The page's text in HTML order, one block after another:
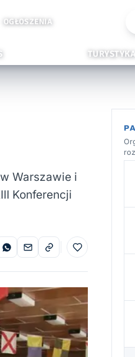
OGŁOSZENIA
TURYSTYKA
Warszawie i
Konferencji
Do ulubionych